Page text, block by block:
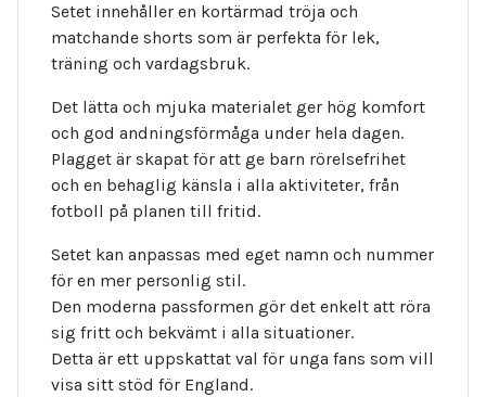
Setet innehåller en kortärmad tröja och
matchande shorts som är perfekta för lek,
träning och vardagsbruk.
Det lätta och mjuka materialet ger hög komfort
och god andningsförmåga under hela dagen.
Plagget är skapat för att ge barn rörelsefrihet
och en behaglig känsla i alla aktiviteter, från
fotboll på planen till fritid.
Setet kan anpassas med eget namn och nummer
för en mer personlig stil.
Den moderna passformen gör det enkelt att röra
sig fritt och bekvämt i alla situationer.
Detta är ett uppskattat val för unga fans som vill
visa sitt stöd för England.